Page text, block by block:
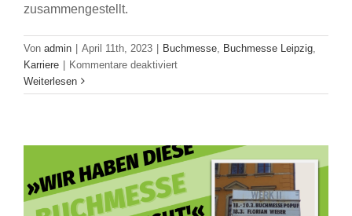
zusammengestellt.
Von admin | April 11th, 2023 | Buchmesse Buchmesse Leipzig
Karriere | Kommentare deaktiviertfür
Empfehlungen
Buchmesse
–
Diese
Events
solltet
Weiterlesen »Wir haben diese Buchmesse alle